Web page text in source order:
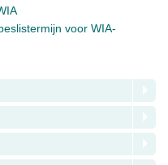
voor WIA-